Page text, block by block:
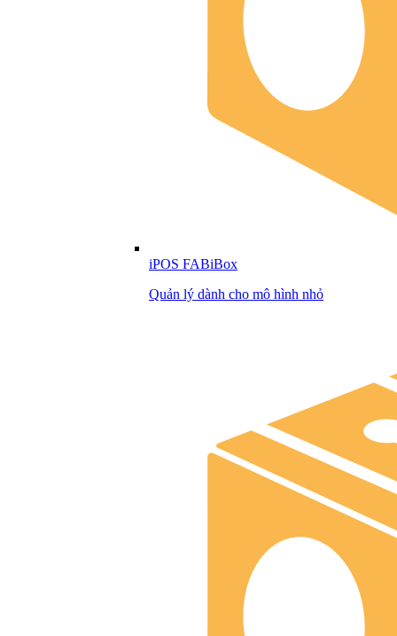
iPOS FABiBox
Quản lý dành cho mô hình nhỏ